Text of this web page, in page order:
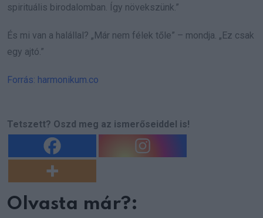
spirituális birodalomban. Így növekszünk.”
És mi van a halállal? „Már nem félek tőle” – mondja. „Ez csak
egy ajtó.”
Forrás: harmonikum.co
Tetszett? Oszd meg az ismerőseiddel is!
Olvasta már?: